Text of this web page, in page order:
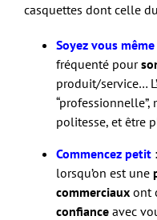
casquettes dont celle du
Soyez vous même
fréquenté pour
produit/service…
politesse, et être
Commencez petit
lorsqu’on est une
commerciaux ont
confiance avec